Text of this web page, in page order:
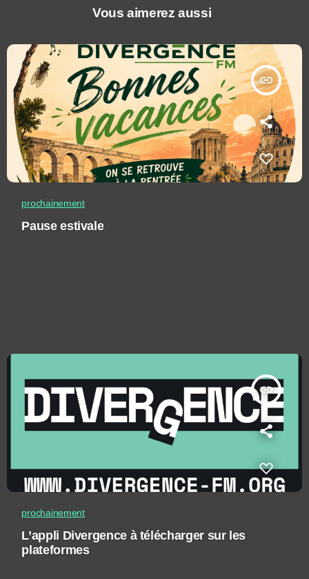
Vous aimerez aussi
insert_link
prochainement
Pause estivale
insert_link
prochainement
L’appli Divergence à télécharger sur les
plateformes